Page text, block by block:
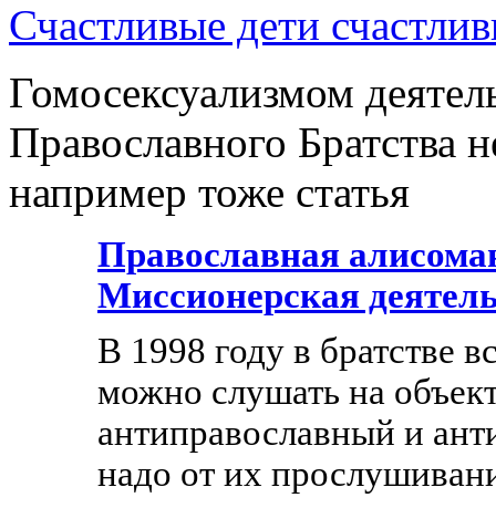
Счастливые дети
Гомосексуализмом
Православного Братства
например тоже статья
Православная
Миссионерская
В 1998 году в братстве
можно слушать на
антиправославный и
надо от их